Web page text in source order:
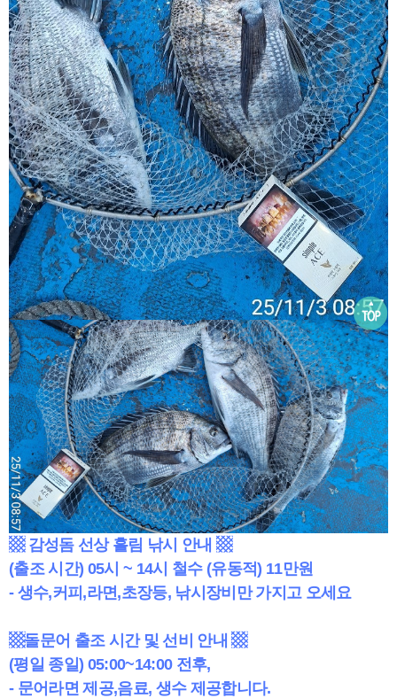
▩ 감성돔 선상 흘림 낚시 안내 ▩
(출조 시간) 05시 ~ 14시 철수 (유동적) 11만원
- 생수,커피,라면,초장등, 낚시장비만 가지고 오세요
▩돌문어 출조 시간 및 선비 안내 ▩
(평일 종일) 05:00~14:00 전후,
- 문어라면 제공,음료, 생수 제공합니다.